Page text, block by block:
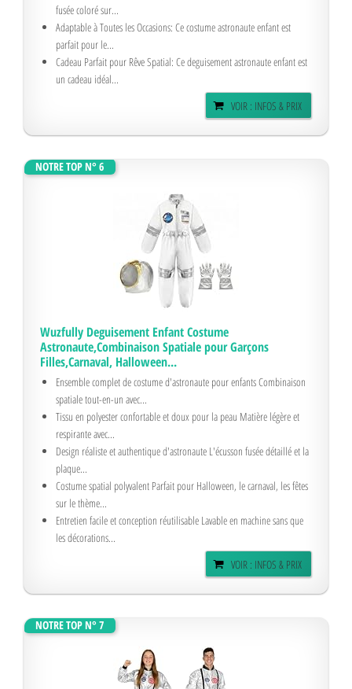
Design Immersif & Détails Soignés: Nous avons ajouté un emblème de
fusée coloré sur...
Adaptable à Toutes les Occasions: Ce costume astronaute enfant est
parfait pour le...
Cadeau Parfait pour Rêve Spatial: Ce deguisement astronaute enfant est
VOIR : INFOS & PRIX
NOTRE TOP N° 6
Wuzfully Deguisement Enfant Costume
Astronaute,Combinaison Spatiale pour Garçons
Filles,Carnaval, Halloween...
Ensemble complet de costume d'astronaute pour enfants Combinaison
spatiale tout-en-un avec...
Tissu en polyester confortable et doux pour la peau Matière légère et
respirante avec...
Design réaliste et authentique d'astronaute L'écusson fusée détaillé et la
plaque...
Costume spatial polyvalent Parfait pour Halloween, le carnaval, les fêtes
sur le thème...
Entretien facile et conception réutilisable Lavable en machine sans que
VOIR : INFOS & PRIX
NOTRE TOP N° 7